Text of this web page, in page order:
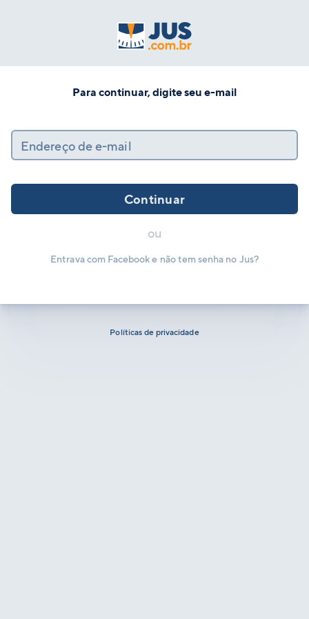
Para continuar, digite seu e-mail
Endereço de e-mail
Continuar
ou
Entrava com Facebook e não tem senha no Jus?
Políticas de privacidade